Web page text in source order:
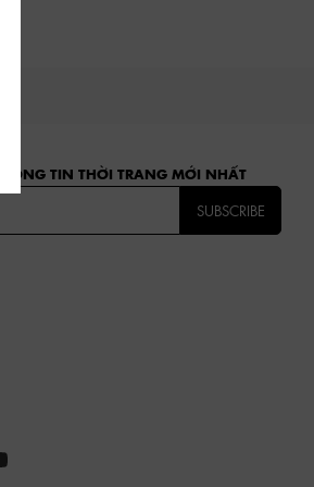
TIN THỜI TRANG MỚI NHẤT
SUBSCRIBE